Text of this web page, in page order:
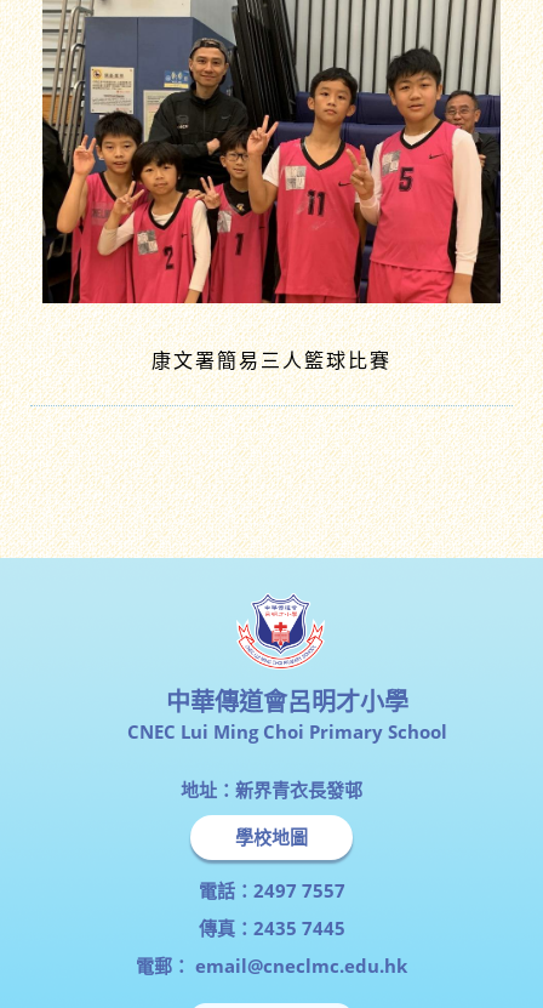
康文署簡易三人籃球比賽
中華傳道會呂明才小學
CNEC Lui Ming Choi Primary School
地址：新界青衣長發邨
學校地圖
電話：2497 7557
傳真：2435 7445
電郵： email@cneclmc.edu.hk